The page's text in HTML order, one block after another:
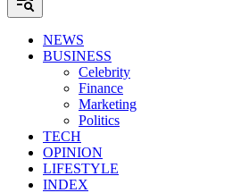
NEWS
BUSINESS
Celebrity
Finance
Marketing
Politics
TECH
OPINION
LIFESTYLE
INDEX